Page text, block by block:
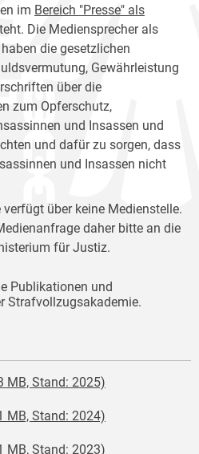
im Bereich "Presse" als
Die Mediensprecher als
die gesetzlichen
Gewährleistung
über die
zum Opferschutz,
und Insassen und
und dafür zu sorgen, dass
und Insassen nicht
über keine Medienstelle.
daher bitte an die
für Justiz.
Publikationen und
Strafvollzugsakademie.
MB, Stand: 2025)
MB, Stand: 2024)
MB, Stand: 2023)